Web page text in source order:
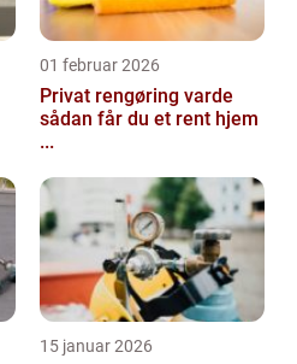
01 februar 2026
Privat rengøring varde
sådan får du et rent hjem
...
15 januar 2026